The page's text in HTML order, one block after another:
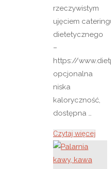
rzeczywistym
ujęciem
dietetycznego
–
https://
opcjonalna
niska
kaloryczność,
dostępna …
Czytaj więcej